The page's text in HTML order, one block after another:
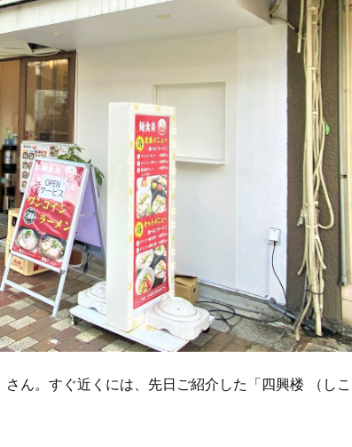
さん。すぐ近くには、先日ご紹介した「四興楼 （しこ